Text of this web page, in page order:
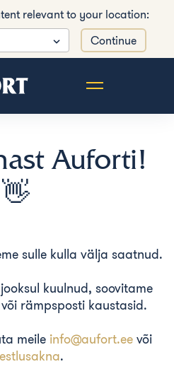
relevant to your location:
Continue
Auforti!
👋
sulle kulla välja saatnud.
kuulnud, soovitame
rämpsposti kaustasid.
meile info@aufort.eevõi
.